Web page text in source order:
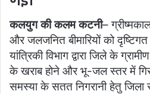
कलयुग की कलम कटनी–
और जलजनित बीमारियों को
यांत्रिकी विभाग द्वारा जिले के
के खराब होने और भू-जल स्तर में
समस्या के सतत निगरानी हेतु जिला